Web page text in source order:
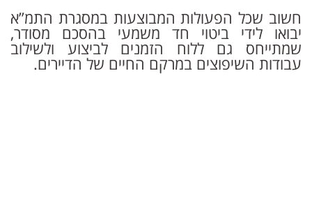
חשוב שכל הפעולות המבוצעות במסגרת התמ”א
יבואו לידי ביטוי חד משמעי בהסכם מסודר,
שמתייחס גם ללוח הזמנים לביצוע ולשילוב
עבודות השיפוצים במרקם החיים של הדיירים.